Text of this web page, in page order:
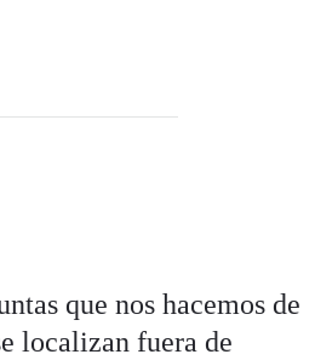
que nos hacemos de
localizan fuera de